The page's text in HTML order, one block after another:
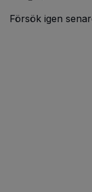
Försök igen